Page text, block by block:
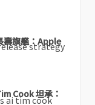
壽旗艦：Apple
Cook 坦承：